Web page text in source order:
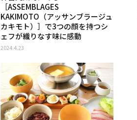
［ASSEMBLAGES
KAKIMOTO（アッサンブラージュ
カキモト）］で3つの顔を持つシ
ェフが織りなす味に感動
2024.4.23